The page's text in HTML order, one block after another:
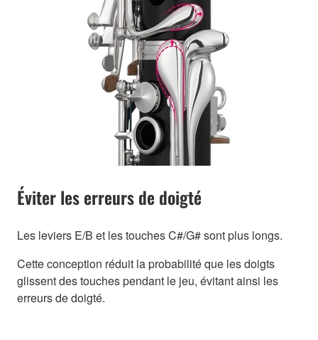
Éviter les erreurs de doigté
Les leviers E/B et les touches C#/G# sont plus longs.
Cette conception réduit la probabilité que les doigts
glissent des touches pendant le jeu, évitant ainsi les
erreurs de doigté.